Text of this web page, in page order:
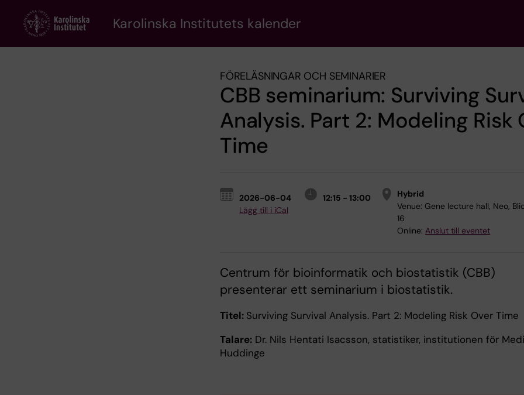
content
Karolinska Institutets kalender
FÖRELÄSNINGAR OCH SEMINARIER
CBB seminarium: Surviving
Analysis. Part 2: Modeling Risk
Time
2026-06-04
12:15 - 13:00
Lägg till i iCal
Hybrid
Venue: Gene lecture hall, Neo,
16
Online: Anslut till eventet
Centrum för bioinformatik och biostatistik (CBB)
presenterar ett seminarium i biostatistik.
Titel: Surviving Survival Analysis. Part 2: Modeling Risk Over Time
Talare: Dr. Nils Hentati Isacsson, statistiker, institutionen för
Huddinge